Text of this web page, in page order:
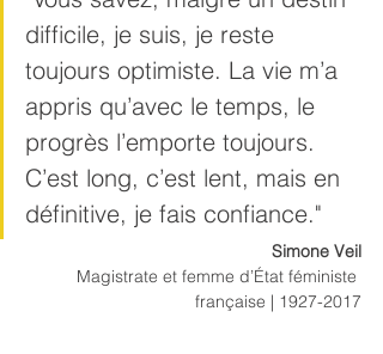
difficile, je suis, je reste
toujours optimiste. La vie m’a
appris qu’avec le temps, le
progrès l’emporte toujours.
C’est long, c’est lent, mais en
définitive, je fais confiance."
Simone Veil
Magistrate et femme d’État féministe
française | 1927-2017